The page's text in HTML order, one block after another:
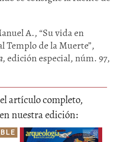
A., “Su vida en
Templo de la Muerte”,
, edición especial, núm. 97,
artículo completo,
nuestra edición: